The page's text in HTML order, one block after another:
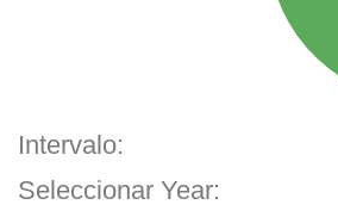
Intervalo:
Seleccionar Year: